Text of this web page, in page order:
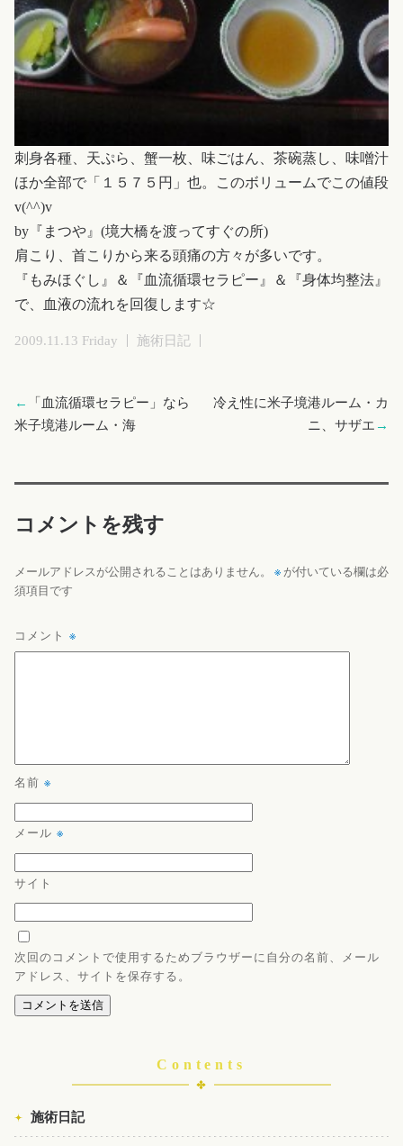
刺身各種、天ぷら、蟹一枚、味ごはん、茶碗蒸し、味噌汁
ほか全部で「１５７５円」也。このボリュームでこの値段
v(^^)v
by『まつや』(境大橋を渡ってすぐの所)
肩こり、首こりから来る頭痛の方々が多いです。
『もみほぐし』＆『血流循環セラピー』＆『身体均整法』
で、血液の流れを回復します☆
2009.11.13 Friday 施術日記
←
「血流循環セラピー」なら
米子境港ルーム・海
冷え性に米子境港ルーム・カ
ニ、サザエ →
コメントを残す
メールアドレスが公開されることはありません。 ※ が付いている欄は必
須項目です
コメント ※
名前 ※
メール ※
サイト
次回のコメントで使用するためブラウザーに自分の名前、メール
アドレス、サイトを保存する。
Contents
施術日記